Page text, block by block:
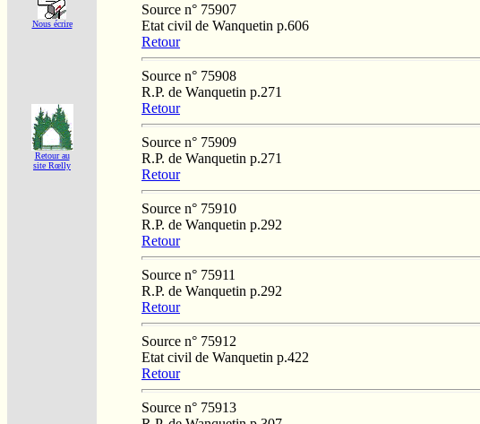
Nous écrire
Retour au
site Rœlly
Source n° 75907
Etat civil de Wanquetin p.606
Retour
Source n° 75908
R.P. de Wanquetin p.271
Retour
Source n° 75909
R.P. de Wanquetin p.271
Retour
Source n° 75910
R.P. de Wanquetin p.292
Retour
Source n° 75911
R.P. de Wanquetin p.292
Retour
Source n° 75912
Etat civil de Wanquetin p.422
Retour
Source n° 75913